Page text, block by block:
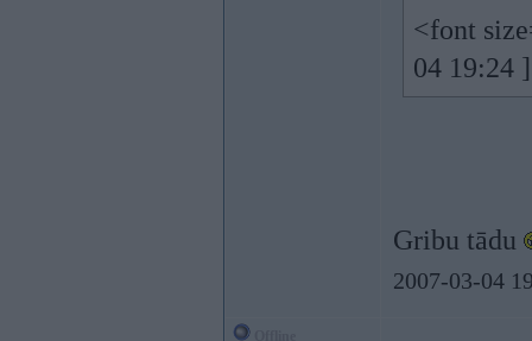
<font
04 19:24
Gribu tādu
2007-03-04